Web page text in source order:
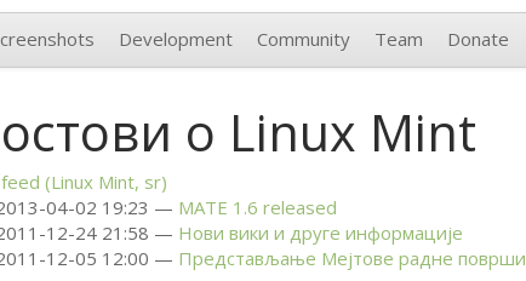
Development Community Team Donate
о Linux Mint
feed (Linux Mint, sr)
04-02 19:23
MATE 1.6 released
12-24 21:58
Нови вики и друге информације
12-05 12:00
Представљање Мејтове радне површи